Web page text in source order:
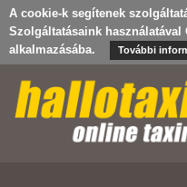
A cookie-k segítenek
Szolgáltatásaink használatával
alkalmazásába.
További